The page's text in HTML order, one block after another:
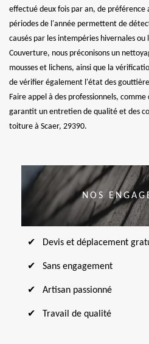
effectué deux fois par an, de
périodes de l'année permettent de
causés par les intempéries hivernales
Couverture, nous préconisons un
mousses et lichens, ainsi que la
de vérifier également l'état des
Faire appel à des professionnels,
garantit un entretien de qualité et des
toiture à Scaer, 29390.
NOS
Devis et déplacement
Sans engagement
Artisan passionné
Travail de qualité